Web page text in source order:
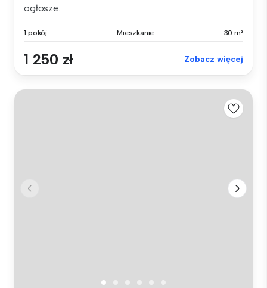
ogłosze...
1 pokój Mieszkanie 30 m²
1 250 zł Zobacz więcej